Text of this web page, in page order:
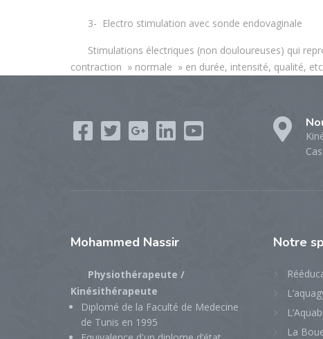
3- Electro stimulation avec sonde endovaginale
Stimulations électriques (non douloureuses) qui
contraction » normale » en durée, intensité, qualité,
Mohammed Nassir
Physiothérapeute /
Kinésithérapeute
Diplomé de la Faculté de Medecine
de Tunis en 1995
Notre
La